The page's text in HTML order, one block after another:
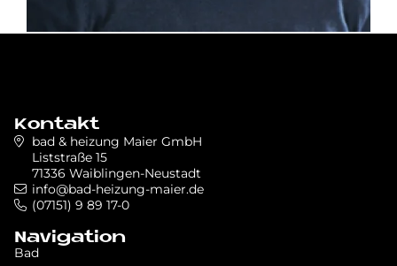
Kontakt
bad & heizung Maier GmbH
Liststraße 15
71336 Waiblingen-Neustadt
info@bad-heizung-maier.de
(07151) 9 89 17-0
Navigation
Bad